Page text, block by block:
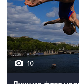
10
Лучшие фото